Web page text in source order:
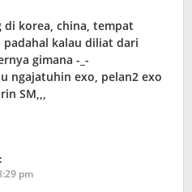
di korea, china, tempat
kalau diliat dari
gimana -_-
ngajatuhin exo, pelan2 exo
SM,,,
pm